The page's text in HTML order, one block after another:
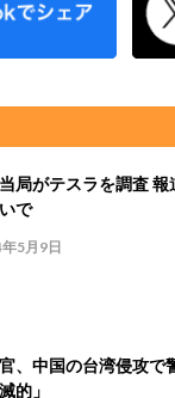
局がテスラを調査 報
で
5月9日
、中国の台湾侵攻で
的」